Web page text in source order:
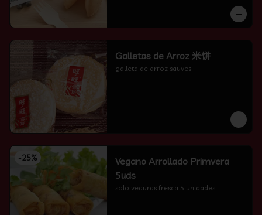
Galletas de Arroz 米饼
galleta de arroz sauves
-25%
Vegano Arrollado Primvera
5uds
solo veduras fresca 5 unidades